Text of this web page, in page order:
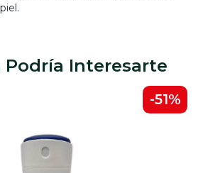
Podría Interesarte
-51%